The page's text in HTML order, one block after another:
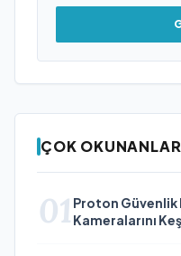
ÇOK OKUNANLAR
01 Proton Güvenlik
Kameralarını